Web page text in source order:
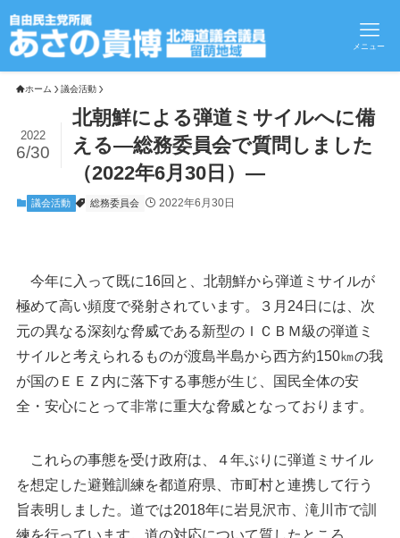
メニュー
ホーム 議会活動
北朝鮮による弾道ミサイルへに備
える―総務委員会で質問しました
（2022年6月30日）―
2022
6/30
議会活動 総務委員会 2022年6月30日
今年に入って既に16回と、北朝鮮から弾道ミサイルが
極めて高い頻度で発射されています。３月24日には、次
元の異なる深刻な脅威である新型のＩＣＢＭ級の弾道ミ
サイルと考えられるものが渡島半島から西方約150㎞の我
が国のＥＥＺ内に落下する事態が生じ、国民全体の安
全・安心にとって非常に重大な脅威となっております。
これらの事態を受け政府は、４年ぶりに弾道ミサイル
を想定した避難訓練を都道府県、市町村と連携して行う
旨表明しました。道では2018年に岩見沢市、滝川市で訓
練を行っています。道の対応について質したところ、